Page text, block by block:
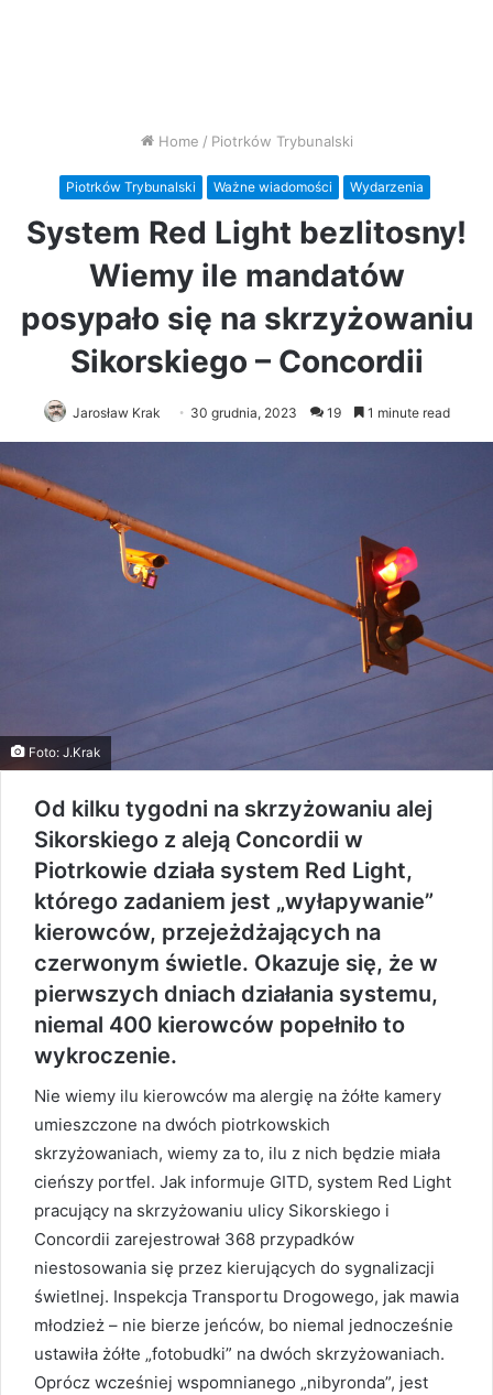
Home / Piotrków Trybunalski
Piotrków Trybunalski Ważne wiadomości Wydarzenia
System Red Light bezlitosny!
Wiemy ile mandatów
posypało się na skrzyżowaniu
Sikorskiego – Concordii
Jarosław Krak 30 grudnia, 2023 19 1 minute read
Foto: J.Krak
Od kilku tygodni na skrzyżowaniu alej
Sikorskiego z aleją Concordii w
Piotrkowie działa system Red Light,
którego zadaniem jest „wyłapywanie”
kierowców, przejeżdżających na
czerwonym świetle. Okazuje się, że w
pierwszych dniach działania systemu,
niemal 400 kierowców popełniło to
wykroczenie.
Nie wiemy ilu kierowców ma alergię na żółte kamery
umieszczone na dwóch piotrkowskich
skrzyżowaniach, wiemy za to, ilu z nich będzie miała
cieńszy portfel. Jak informuje GITD, system Red Light
pracujący na skrzyżowaniu ulicy Sikorskiego i
Concordii zarejestrował 368 przypadków
niestosowania się przez kierujących do sygnalizacji
świetlnej. Inspekcja Transportu Drogowego, jak mawia
młodzież – nie bierze jeńców, bo niemal jednocześnie
ustawiła żółte „fotobudki” na dwóch skrzyżowaniach.
Oprócz wcześniej wspomnianego „nibyronda”, jest